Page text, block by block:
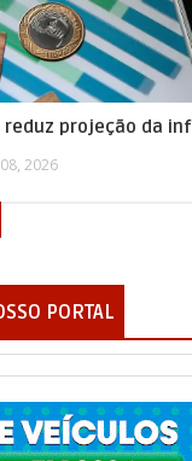
projeção da
08, 2026
PORTAL